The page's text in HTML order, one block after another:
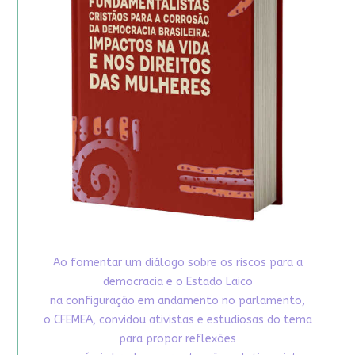
Ao fomentar um diálogo sobre os riscos para a
democracia e o Estado Laico
na configuração em andamento no parlamento,
o CFEMEA, convidou ativistas e estudiosas do tema
para propor reflexões